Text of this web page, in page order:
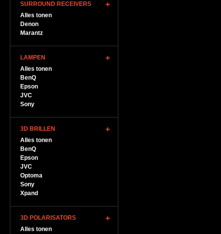
SURROUND RECEIVERS
Alles tonen
Denon
Marantz
LAMPEN
Alles tonen
BenQ
Epson
JVC
Sony
3D BRILLEN
Alles tonen
BenQ
Epson
JVC
Optoma
Sony
Xpand
3D POLARISATORS
Alles tonen